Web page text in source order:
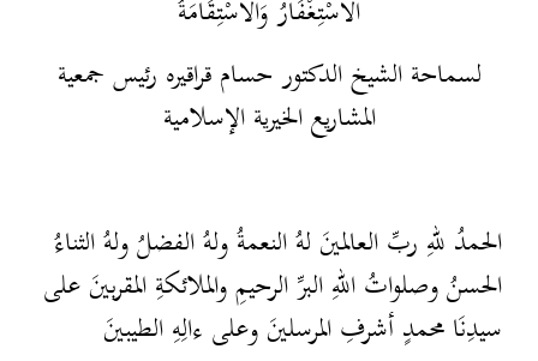
الاسْتِغْفَارُ وَالاسْتِقَامَةُ
لسماحة الشيخ الدكتور حسام قراقيره رئيس جمعية
المشاريع الخيرية الإسلامية
الحمدُ للهِ ربِّ العالمينَ لهُ النعمةُ ولهُ الفضلُ ولهُ الثناءُ
الحسنُ وصلواتُ اللهِ البرِّ الرحيمِ والملائكةِ المقربينَ على
سيدِنَا محمدٍ أشرفِ المرسلينَ وعلى ءالِهِ الطيبينَ